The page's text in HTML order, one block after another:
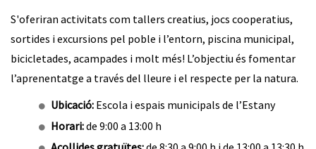
S'oferiran activitats com tallers creatius, jocs cooperatius,
sortides i excursions pel poble i l’entorn, piscina municipal,
bicicletades, acampades i molt més! L’objectiu és fomentar
l’aprenentatge a través del lleure i el respecte per la natura.
Ubicació: Escola i espais municipals de l’Estany
Horari:de 9:00 a 13:00 h